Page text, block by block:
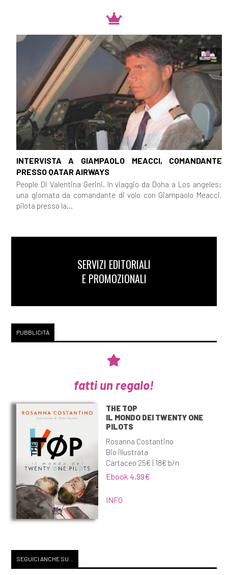
INTERVISTA A GIAMPAOLO MEACCI, COMANDANTE
PRESSO QATAR AIRWAYS
People Di Valentina Gerini. In viaggio da Doha a Los angeles:
una giornata da comandante di volo con Giampaolo Meacci,
pilota presso la...
SERVIZI EDITORIALI
E PROMOZIONALI
PUBBLICITÀ
fatti un regalo!
THE TOP
IL MONDO DEI TWENTY ONE
PILOTS
Rosanna Costantino
Bio illustrata
Cartaceo 25€ | 18€ b/n
Ebook 4,99€
INFO
SEGUICI ANCHE SU...